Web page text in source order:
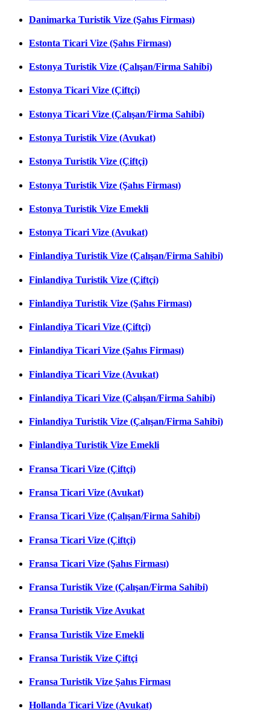
Danimarka Turistik Vize (Şahıs Firması)
Estonta Ticari Vize (Şahıs Firması)
Estonya Turistik Vize (Çalışan/Firma Sahibi)
Estonya Ticari Vize (Çiftçi)
Estonya Ticari Vize (Çalışan/Firma Sahibi)
Estonya Turistik Vize (Avukat)
Estonya Turistik Vize (Çiftçi)
Estonya Turistik Vize (Şahıs Firması)
Estonya Turistik Vize Emekli
Estonya Ticari Vize (Avukat)
Finlandiya Turistik Vize (Çalışan/Firma Sahibi)
Finlandiya Turistik Vize (Çiftçi)
Finlandiya Turistik Vize (Şahıs Firması)
Finlandiya Ticari Vize (Çiftçi)
Finlandiya Ticari Vize (Şahıs Firması)
Finlandiya Ticari Vize (Avukat)
Finlandiya Ticari Vize (Çalışan/Firma Sahibi)
Finlandiya Turistik Vize (Çalışan/Firma Sahibi)
Finlandiya Turistik Vize Emekli
Fransa Ticari Vize (Çiftçi)
Fransa Ticari Vize (Avukat)
Fransa Ticari Vize (Çalışan/Firma Sahibi)
Fransa Ticari Vize (Çiftçi)
Fransa Ticari Vize (Şahıs Firması)
Fransa Turistik Vize (Çalışan/Firma Sahibi)
Fransa Turistik Vize Avukat
Fransa Turistik Vize Emekli
Fransa Turistik Vize Çiftçi
Fransa Turistik Vize Şahıs Firması
Hollanda Ticari Vize (Avukat)